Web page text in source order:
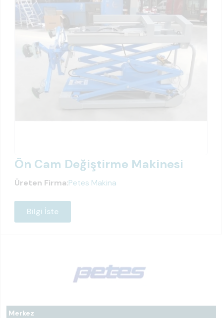
Merkez
Ön Cam Değiştirme Makinesi
Üreten Firma:Petes Makina
Bilgi İste